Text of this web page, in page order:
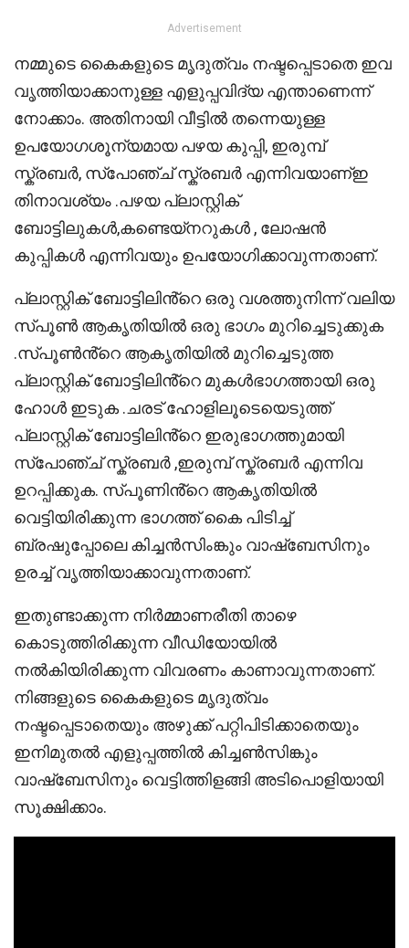
Advertisement
നമ്മുടെ കൈകളുടെ മൃദുത്വം നഷ്ടപ്പെടാതെ ഇവ
വൃത്തിയാക്കാനുള്ള എളുപ്പവിദ്യ എന്താണെന്ന്
നോക്കാം. അതിനായി വീട്ടിൽ തന്നെയുള്ള
ഉപയോഗശൂന്യമായ പഴയ കുപ്പി, ഇരുമ്പ്
സ്ക്രബർ, സ്പോഞ്ച് സ്ക്രബർ എന്നിവയാണ്ഇ
തിനാവശ്യം .പഴയ പ്ലാസ്റ്റിക്
ബോട്ടിലുകൾ,കണ്ടെയ്നറുകൾ , ലോഷൻ
കുപ്പികൾ എന്നിവയും ഉപയോഗിക്കാവുന്നതാണ്.
പ്ലാസ്റ്റിക് ബോട്ടിലിൻ്റെ ഒരു വശത്തുനിന്ന് വലിയ
സ്പൂൺ ആകൃതിയിൽ ഒരു ഭാഗം മുറിച്ചെടുക്കുക
.സ്പൂൺൻ്റെ ആകൃതിയിൽ മുറിച്ചെടുത്ത
പ്ലാസ്റ്റിക് ബോട്ടിലിൻ്റെ മുകൾഭാഗത്തായി ഒരു
ഹോൾ ഇടുക .ചരട് ഹോളിലൂടെയെടുത്ത്
പ്ലാസ്റ്റിക് ബോട്ടിലിൻ്റെ ഇരുഭാഗത്തുമായി
സ്പോഞ്ച് സ്ക്രബർ ,ഇരുമ്പ് സ്ക്രബർ എന്നിവ
ഉറപ്പിക്കുക. സ്പൂണിൻ്റെ ആകൃതിയിൽ
വെട്ടിയിരിക്കുന്ന ഭാഗത്ത് കൈ പിടിച്ച്
ബ്രഷുപ്പോലെ കിച്ചൻസിംങ്കും വാഷ്ബേസിനും
ഉരച്ച് വൃത്തിയാക്കാവുന്നതാണ്.
ഇതുണ്ടാക്കുന്ന നിർമ്മാണരീതി താഴെ
കൊടുത്തിരിക്കുന്ന വീഡിയോയിൽ
നൽകിയിരിക്കുന്ന വിവരണം കാണാവുന്നതാണ്.
നിങ്ങളുടെ കൈകളുടെ മൃദുത്വം
നഷ്ടപ്പെടാതെയും അഴുക്ക് പറ്റിപിടിക്കാതെയും
ഇനിമുതൽ എളുപ്പത്തിൽ കിച്ചൺസിങ്കും
വാഷ്ബേസിനും വെട്ടിത്തിളങ്ങി അടിപൊളിയായി
സൂക്ഷിക്കാം.